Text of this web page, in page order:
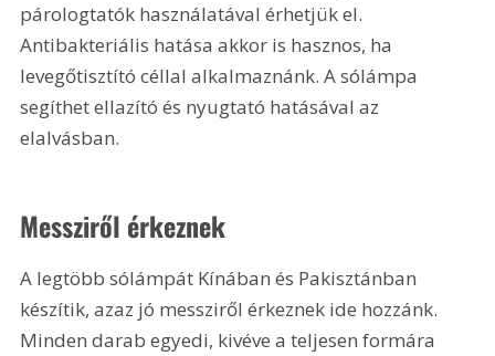
párologtatók használatával érhetjük el.
Antibakteriális hatása akkor is hasznos, ha
levegőtisztító céllal alkalmaznánk. A sólámpa
segíthet ellazító és nyugtató hatásával az
elalvásban.
Messziről érkeznek
A legtöbb sólámpát Kínában és Pakisztánban
készítik, azaz jó messziről érkeznek ide hozzánk.
Minden darab egyedi, kivéve a teljesen formára